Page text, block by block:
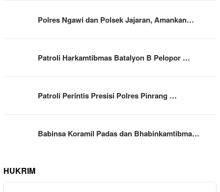
Polres Ngawi dan Polsek Jajaran, Amankan…
Patroli Harkamtibmas Batalyon B Pelopor …
Patroli Perintis Presisi Polres Pinrang …
Babinsa Koramil Padas dan Bhabinkamtibma…
HUKRIM